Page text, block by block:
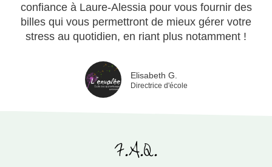
confiance à Laure-Alessia pour vous fournir des
billes qui vous permettront de mieux gérer votre
stress au quotidien, en riant plus notamment !
Elisabeth G.
Directrice d'école
F.A.Q.